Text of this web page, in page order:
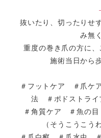
抜いたり、切ったりせ
み無
重度の巻き爪の方に、
施術当日から
＃フットケア ＃爪ケ
法 ＃ポドストラ
＃角質ケア ＃魚の
（そうこうこう